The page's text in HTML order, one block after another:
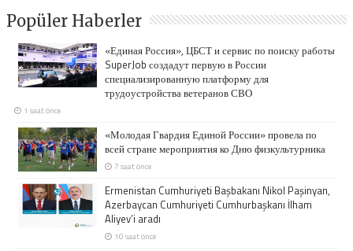
Popüler Haberler
«Единая Россия», ЦБСТ и сервис по поиску работы
SuperJob создадут первую в России
специализированную платформу для
трудоустройства ветеранов СВО
1 saat önce
«Молодая Гвардия Единой России» провела по
всей стране мероприятия ко Дню физкультурника
7 saat önce
Ermenistan Cumhuriyeti Başbakanı Nikol Paşinyan,
Azerbaycan Cumhuriyeti Cumhurbaşkanı İlham
Aliyev’i aradı
10 saat önce